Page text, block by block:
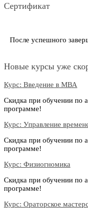
Сертификат
После успешного
Новые курсы уже
Курс: Введение в МВА
Скидка при обучении по
программе!
Курс: Управление
Скидка при обучении по
программе!
Курс: Физиогномика
Скидка при обучении по
программе!
Курс: Ораторское